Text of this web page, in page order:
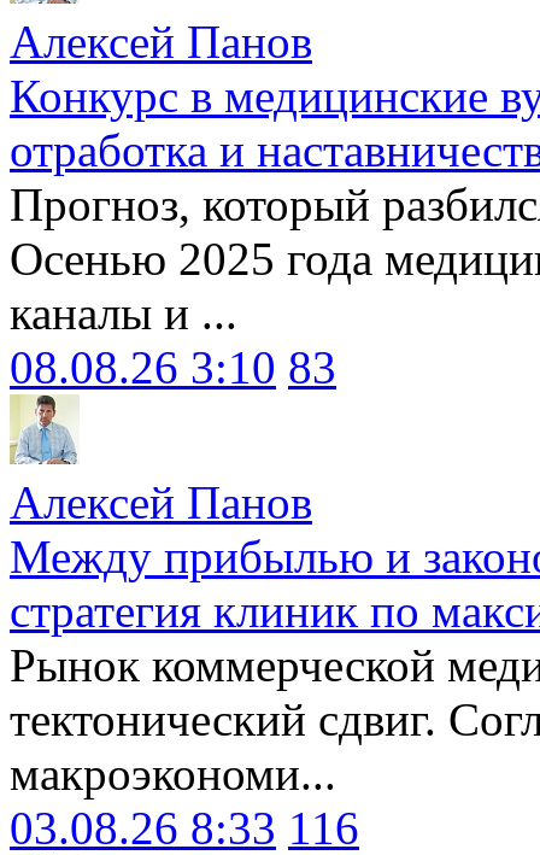
Алексей Панов
Конкурс в медицинские
отработка и
Прогноз, который
Осенью 2025 года
каналы и ...
08.08.26 3:10 83
Алексей Панов
Между прибылью и
стратегия клиник по
Рынок коммерческой
тектонический сдвиг.
макроэкономи...
03.08.26 8:33 116